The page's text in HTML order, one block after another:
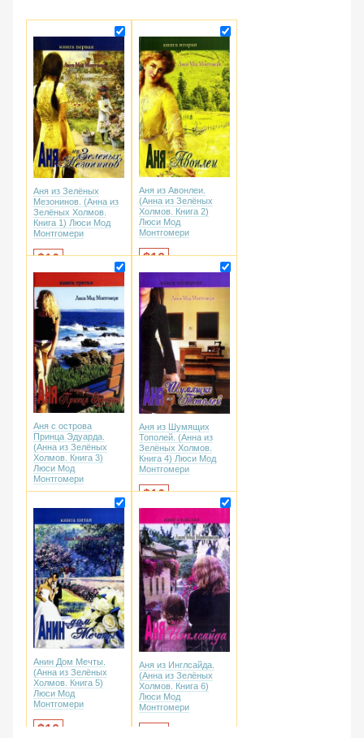
Аня из Зелёных
Мезонинов. (Анна из
Зелёных Холмов.
Книга 1) Люси Мод
Монтгомери
16
Аня из Авонлеи.
(Анна из Зелёных
Холмов. Книга 2)
Люси Мод
Монтгомери
16
Аня с острова
Принца Эдуарда.
(Анна из Зелёных
Холмов. Книга 3)
Люси Мод
Монтгомери
Аня из Шумящих
Тополей. (Анна из
Зелёных Холмов.
Книга 4) Люси Мод
Монтгомери
16
Анин Дом Мечты.
(Анна из Зелёных
Холмов. Книга 5)
Люси Мод
Монтгомери
16
Аня из Инглсайда.
(Анна из Зелёных
Холмов. Книга 6)
Люси Мод
Монтгомери